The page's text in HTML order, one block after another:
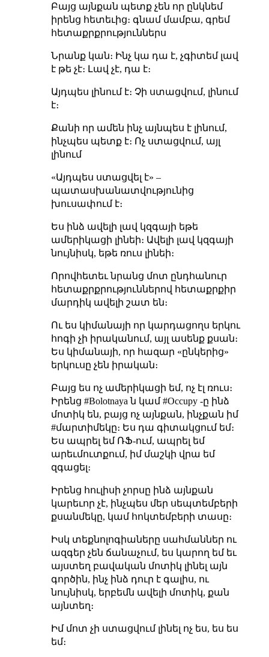
Բայց այնքան պետք չեն որ ընկնեմ
իրենց հետեւից։ գնամ մամբա, գրեմ
հետաքրքրություններս
Նրանք կան։ Ինչ կա դա է, չգիտեմ լավ
է թե չէ։ Լավ չէ, դա է։
Այդպես լինում է։ Չի ստացվում, լինում
է։
Քանի որ ամեն ինչ այնպես է լինում,
ինչպես պետք է։ Ոչ ստացվում, այլ
լինում
«Այդպես ստացվել է» –
պատասխանատվությունից
խուսափում է։
Ես ինձ ավելի լավ կզգայի եթե
ամերիկացի լինեի։ Ավելի լավ կզգայի
նույնիսկ, եթե ռուս լինեի։
Որովհետեւ նրանց մոտ ընդհանուր
հետաքրքրություններով հետաքրքիր
մարդիկ ավելի շատ են։
Ու ես կիմանայի որ կարդացողս երկու
հոգի չի իրականում, այլ ասենք քսան։
Ես կիմանայի, որ հազար «ընկերից»
երկուսը չեն իրական։
Բայց ես ոչ ամերիկացի եմ, ոչ էլ ռուս։
Իրենց #Bolotnaya ն կամ #Occupy -ը ինձ
մոտիկ են, բայց ոչ այնքան, ինչքան իմ
#մարտիմեկը։ Ես դա գիտակցում եմ։
Ես ապրել եմ ՌՖ-ում, ապրել եմ
արեւմուտքում, իմ մաշկի վրա եմ
զգացել։
Իրենց հուլիսի չորսը ինձ այնքան
կարեւոր չէ, ինչպես մեր սեպտեմբերի
քսանմեկը, կամ հոկտեմբերի տասը։
Իսկ տեքնոլոգիաները սահմաններ ու
ազգեր չեն ճանաչում, ես կարող եմ եւ
այստեղ բավական մոտիկ լինել այն
գործին, ինչ ինձ դուր է գալիս, ու
նույնիսկ, երբեմն ավելի մոտիկ, քան
այնտեղ։
Իմ մոտ չի ստացվում լինել ոչ ես, ես ես
եմ։